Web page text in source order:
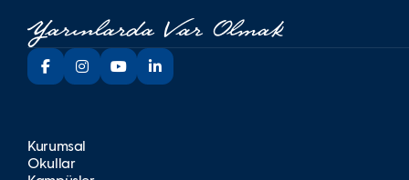
Kurumsal
Okullar